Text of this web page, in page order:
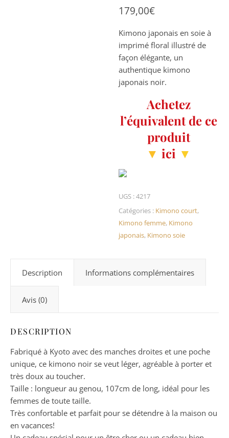
179,00€
Kimono japonais en soie à
imprimé floral illustré de
façon élégante, un
authentique kimono
japonais noir.
Achetez
l’équivalent de ce
produit
▼ici ▼
UGS :4217
Catégories : Kimono court,
Kimono femme, Kimono
japonais, Kimono soie
Description Informations complémentaires
Avis (0)
DESCRIPTION
Fabriqué à Kyoto avec des manches droites et une poche
unique, ce kimono noir se veut léger, agréable à porter et
très doux au toucher.
Taille : longueur au genou, 107cm de long, idéal pour les
femmes de toute taille.
Très confortable et parfait pour se détendre à la maison ou
en vacances!